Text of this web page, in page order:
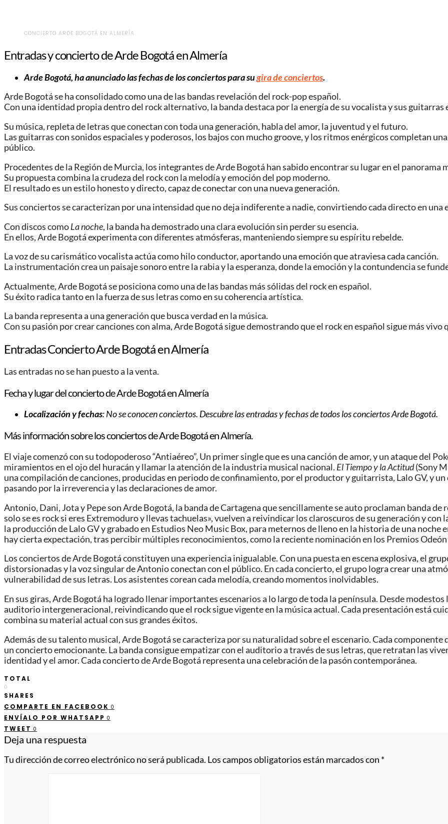
CONCIERTO ARDE BOGOTÁ EN ALMERÍA
Entradas y concierto de Arde Bogotá en Almería
Arde Bogotá, ha anunciado las fechas de los conciertos para sugira de conciertos.
Arde Bogotá se ha consolidado como una de las bandas revelación del rock-pop español.
Con una identidad propia dentro del rock alternativo, la banda destaca por la energía de su vocalista y sus guitarras
Su música, repleta de letras que conectan con toda una generación, habla del amor, la juventud y el futuro.
Las guitarras con sonidos espaciales y poderosos, los bajos con mucho groove, y los ritmos enérgicos completan
público.
Procedentes de la Región de Murcia, los integrantes de Arde Bogotá han sabido encontrar su lugar en el panorama
Su propuesta combina la crudeza del rock con la melodía y emoción del pop moderno.
El resultado es un estilo honesto y directo, capaz de conectar con una nueva generación.
Sus conciertos se caracterizan por una intensidad que no deja indiferente a nadie, convirtiendo cada directo en
Con discos comoLa noche, la banda ha demostrado una clara evolución sin perder su esencia.
En ellos, Arde Bogotá experimenta con diferentes atmósferas, manteniendo siempre su espíritu rebelde.
La voz de su carismático vocalista actúa como hilo conductor, aportando una emoción que atraviesa cada canción.
La instrumentación crea un paisaje sonoro entre la rabia y la esperanza, donde la emoción y la contundencia se
Actualmente, Arde Bogotá se posiciona como una de las bandas más sólidas del rock en español.
Su éxito radica tanto en la fuerza de sus letras como en su coherencia artística.
La banda representa a una generación que busca verdad en la música.
Con su pasión por crear canciones con alma, Arde Bogotá sigue demostrando que el rock en español sigue más vivo
Entradas Concierto Arde Bogotá en Almería
Las entradas no se han puesto a la venta.
Fecha y lugar del concierto de Arde Bogotá en Almería
Localización y fechas: No se conocen conciertos. Descubre las entradas y fechas de todos los conciertos Arde Bogotá.
Más información sobre los conciertos de Arde Bogotá en Almería.
El viaje comenzó con su todopoderoso “Antiaéreo”, Un primer single que es una canción de amor, y un ataque del
miramientos en el ojo del huracán y llamar la atención de la industria musical nacional. El Tiempo y la Actitud(Sony
una compilación de canciones, producidas en periodo de confinamiento, por el productor y guitarrista, Lalo GV, y un
pasando por la irreverencia y las declaraciones de amor.
Antonio, Dani, Jota y Pepe son Arde Bogotá, la banda de Cartagena que sencillamente se auto proclaman banda
solo se es rock si eres Extremoduro y llevas tachuelas», vuelven a reivindicar los claroscuros de su generación y con
la producción de Lalo GV y grabado en Estudios Neo Music Box, para meternos de lleno en la historia de una noche
hay cierta expectación, tras percibir múltiples reconocimientos, como la reciente nominación en los Premios
Los conciertos de Arde Bogotá constituyen una experiencia inigualable. Con una puesta en escena explosiva, el
distorsionadas y la voz singular de Antonio conectan con el público. En cada concierto, el grupo logra crear una
vulnerabilidad de sus letras. Los asistentes corean cada melodía, creando momentos inolvidables.
En sus giras, Arde Bogotá ha logrado llenar importantes escenarios a lo largo de toda la península. Desde
auditorio intergeneracional, reivindicando que el rock sigue vigente en la música actual. Cada presentación está
combina su material actual con sus grandes éxitos.
Además de su talento musical, Arde Bogotá se caracteriza por su naturalidad sobre el escenario. Cada componente
un concierto emocionante. La banda consigue empatizar con el auditorio a través de sus letras, que retratan las
identidad y el amor. Cada concierto de Arde Bogotá representa una celebración de la pasón contemporánea.
TOTAL
0
SHARES
COMPARTE EN FACEBOOK 0
ENVÍALO POR WHATSAPP 0
TWEET 0
Deja una respuesta
Tu dirección de correo electrónico no será publicada. Los campos obligatorios están marcados con *